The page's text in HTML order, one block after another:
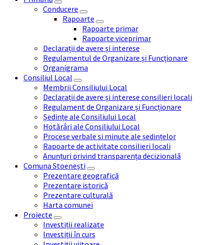
Conducere
Rapoarte
Rapoarte primar
Rapoarte viceprimar
Declarații de avere și interese
Regulamentul de Organizare și Funcționare
Organigrama
Consiliul Local
Membrii Consiliului Local
Declarații de avere și interese consilieri locali
Regulament de Organizare și Funcționare
Ședințe ale Consiliului Local
Hotărâri ale Consiliului Local
Procese verbale si minute ale ședințelor
Rapoarte de activitate consilieri locali
Anunțuri privind transparența decizională
Comuna Stoenești
Prezentare geografică
Prezentare istorică
Prezentare culturală
Harta comunei
Proiecte
Investiții realizate
Investiții în curs